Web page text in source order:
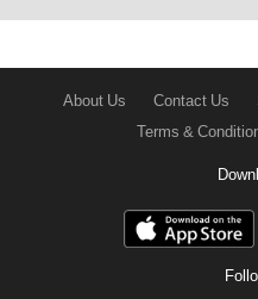
About Us Contact Us
Terms &